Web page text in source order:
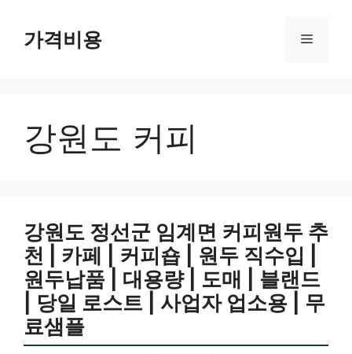
가격비용 메
강원도 커피
강원도 정선군 임계면 커피원두 추
천 | 카페 | 커피숍 | 원두 직수입 |
원두납품 | 대용량 | 도매 | 블랜드
| 당일 로스트 | 사업자 업소용 | 무
료샘플